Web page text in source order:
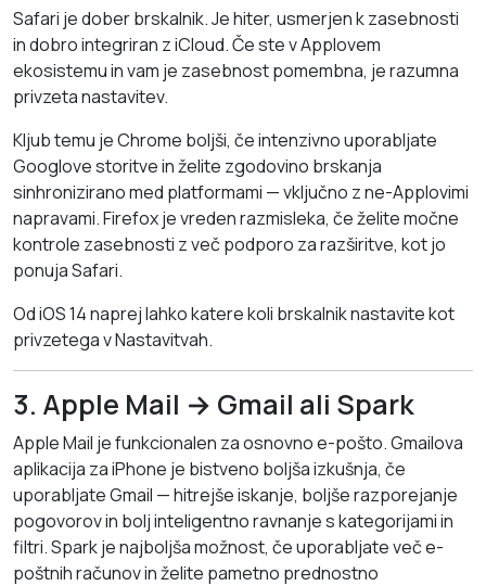
Safari je dober brskalnik. Je hiter, usmerjen k zasebnosti
in dobro integriran z iCloud. Če ste v Applovem
ekosistemu in vam je zasebnost pomembna, je razumna
privzeta nastavitev.
Kljub temu je Chrome boljši, če intenzivno uporabljate
Googlove storitve in želite zgodovino brskanja
sinhronizirano med platformami — vključno z ne-Applovimi
napravami. Firefox je vreden razmisleka, če želite močne
kontrole zasebnosti z več podporo za razširitve, kot jo
ponuja Safari.
Od iOS 14 naprej lahko katere koli brskalnik nastavite kot
privzetega v Nastavitvah.
3. Apple Mail → Gmail ali Spark
Apple Mail je funkcionalen za osnovno e-pošto. Gmailova
aplikacija za iPhone je bistveno boljša izkušnja, če
uporabljate Gmail — hitrejše iskanje, boljše razporejanje
pogovorov in bolj inteligentno ravnanje s kategorijami in
filtri. Spark je najboljša možnost, če uporabljate več e-
poštnih računov in želite pametno prednostno